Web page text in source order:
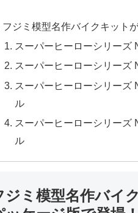
フジミ模型名作バイクキット
スーパーヒーローシリーズ
スーパーヒーローシリーズ
スーパーヒーローシリーズ
ル
スーパーヒーローシリーズ
ル
ジミ模型名作バイ